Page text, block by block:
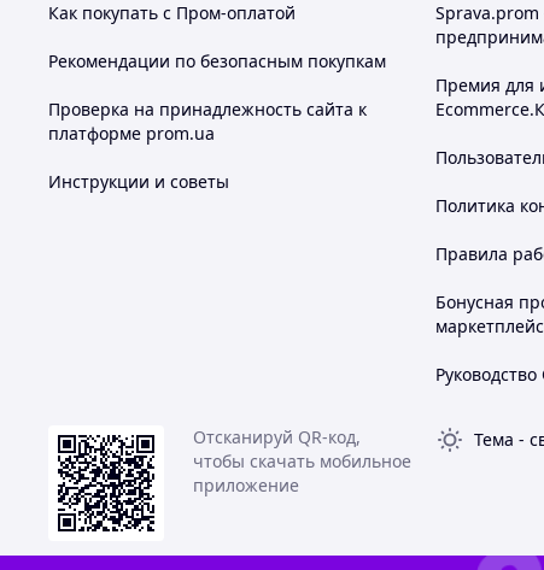
Как покупать с Пром-оплатой
Рекомендации по безопасным покупкам
Проверка на принадлежность сайта к
платформе prom.ua
Инструкции и советы
Премия для
Политика
Правила
Бонусная
Отсканируй QR-код,
чтобы скачать мобильное
приложение
Тема -